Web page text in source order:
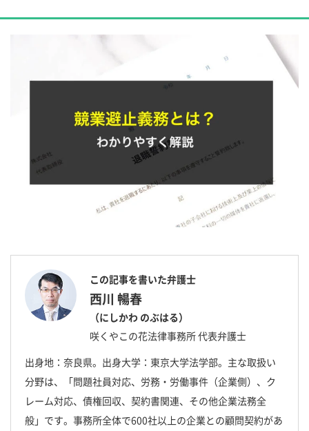
この記事を書いた弁護士
西川 暢春
（にしかわ のぶはる）
咲くやこの花法律事務所 代表弁護士
出身地：奈良県。出身大学：東京大学法学部。主な取扱い
分野は、「問題社員対応、労務・労働事件（企業側）、ク
レーム対応、債権回収、契約書関連、その他企業法務全
般」です。事務所全体で600社以上の企業との顧問契約があ